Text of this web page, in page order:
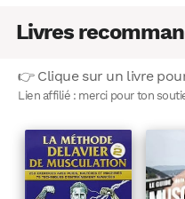
Livres
👉 Clique sur un livre
Lien affilié : merci pour ton